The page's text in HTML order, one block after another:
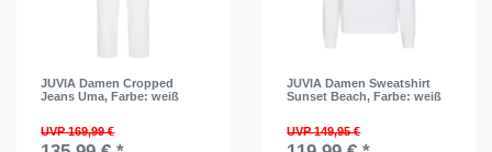
JUVIA Damen Cropped
Jeans Uma, Farbe: weiß
UVP 169,99 €
JUVIA Damen Sweatshirt
Sunset Beach, Farbe: weiß
UVP 149,95 €